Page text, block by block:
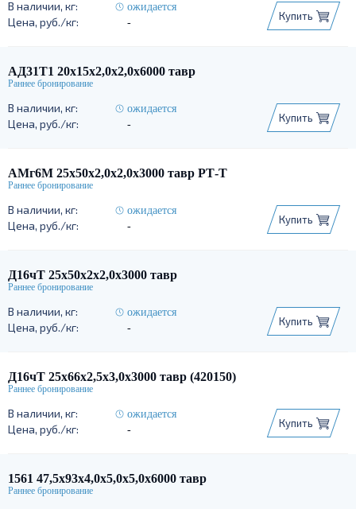
ожидается
-
Купить
АД31Т1 20х15х2,0х2,0х6000 тавр
ожидается
-
Купить
АМг6М 25х50х2,0х2,0х3000 тавр РТ-Т
ожидается
-
Купить
Д16чТ 25х50х2х2,0х3000 тавр
ожидается
-
Купить
Д16чТ 25х66х2,5х3,0х3000 тавр (420150)
ожидается
-
Купить
1561 47,5х93х4,0х5,0х5,0х6000 тавр